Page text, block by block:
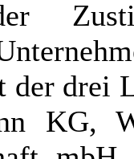
der drei
KG,